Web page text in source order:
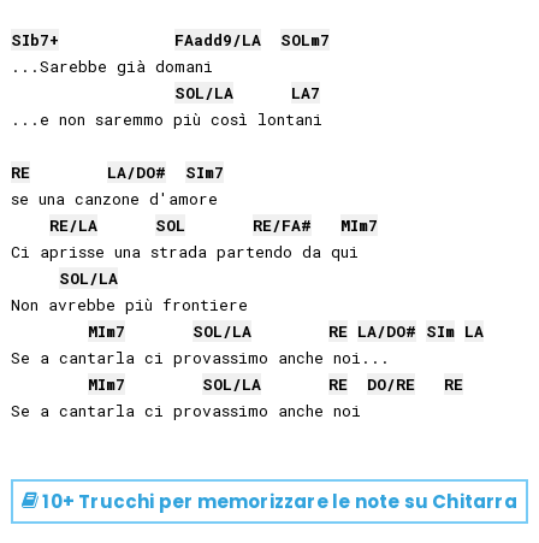
SIb7+ FAadd9/LA SOLm7
...Sarebbe già domani
SOL/LA LA7
...e non saremmo più così lontani
RE LA/DO# SIm7
se una canzone d'amore
RE/LA SOL RE/FA# MIm7
Ci aprisse una strada partendo da qui
SOL/LA
Non avrebbe più frontiere
MIm7 SOL/LA RE LA/DO# SIm LA
Se a cantarla ci provassimo anche noi...
MIm7 SOL/LA RE DO/RE
RE
10+ Trucchi per memorizzare le note su Chitarra